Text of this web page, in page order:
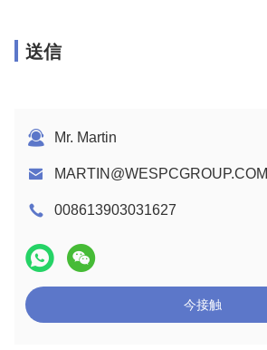
送信
Mr. Martin
MARTIN@WESPCGROUP.COM
008613903031627
今接触